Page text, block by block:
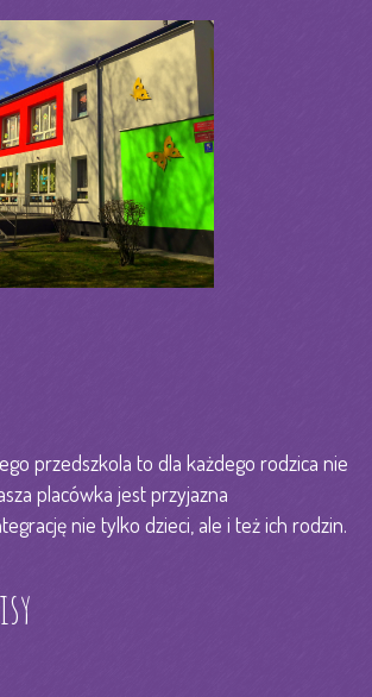
przedszkola to dla każdego rodzica nie
placówka jest przyjazna
nie tylko dzieci, ale i też ich rodzin.